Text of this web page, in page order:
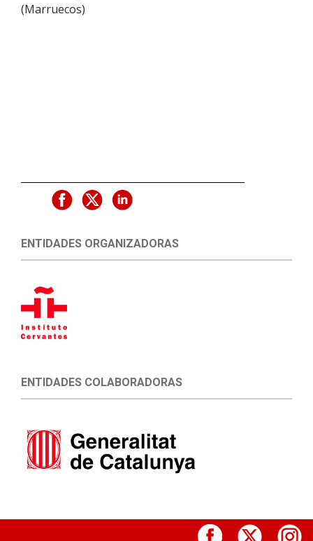
(Marruecos)
ENTIDADES ORGANIZADORAS
ENTIDADES COLABORADORAS